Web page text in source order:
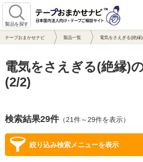
製品を探す
テープおまかせナビ 製品一覧 電気をさえぎる(絶縁
電気をさえぎる(絶縁)
(2/2)
検索結果29件（21件～29件を表示）
絞り込み検索メニューを表示